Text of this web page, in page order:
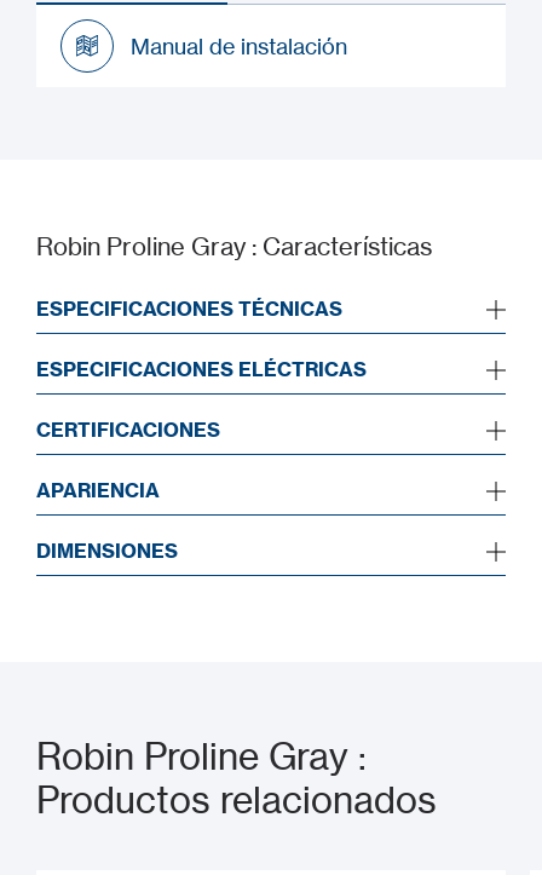
Manual de instalación
Robin Proline Gray : Características
ESPECIFICACIONES TÉCNICAS
ESPECIFICACIONES ELÉCTRICAS
CERTIFICACIONES
APARIENCIA
DIMENSIONES
Robin Proline Gray :
Productos relacionados